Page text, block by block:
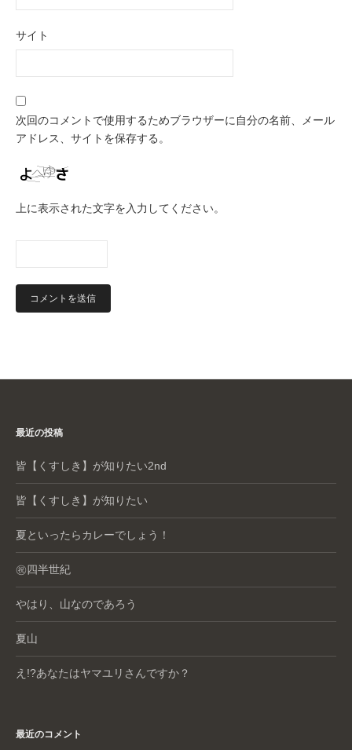
サイト
次回のコメントで使用するためブラウザーに自分の名前、メール
アドレス、サイトを保存する。
上に表示された文字を入力してください。
最近の投稿
皆【くすしき】が知りたい2nd
皆【くすしき】が知りたい
夏といったらカレーでしょう！
㊗️四半世紀
やはり、山なのであろう
夏山
え!?あなたはヤマユリさんですか？
最近のコメント